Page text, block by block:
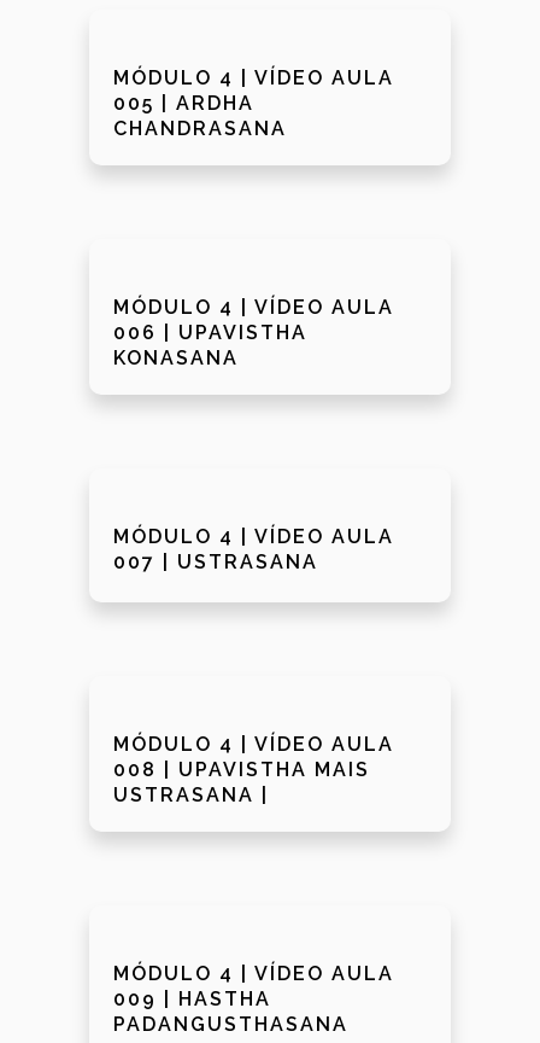
MÓDULO 4 | VÍDEO AULA
005 | ARDHA
CHANDRASANA
MÓDULO 4 | VÍDEO AULA
006 | UPAVISTHA
KONASANA
MÓDULO 4 | VÍDEO AULA
007 | USTRASANA
MÓDULO 4 | VÍDEO AULA
008 | UPAVISTHA MAIS
USTRASANA |
MÓDULO 4 | VÍDEO AULA
009 | HASTHA
PADANGUSTHASANA